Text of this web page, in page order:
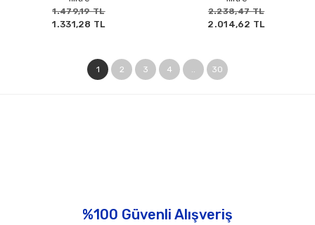
1.479,19 TL
1.331,28 TL
2.238,47 TL
2.014,62 TL
1 2 3 4 .. 30
%100 Güvenli Alışveriş